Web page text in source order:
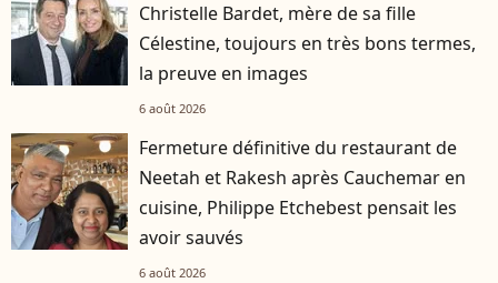
Christelle Bardet, mère de sa fille
Célestine, toujours en très bons termes,
la preuve en images
6 août 2026
Fermeture définitive du restaurant de
Neetah et Rakesh après Cauchemar en
cuisine, Philippe Etchebest pensait les
avoir sauvés
6 août 2026